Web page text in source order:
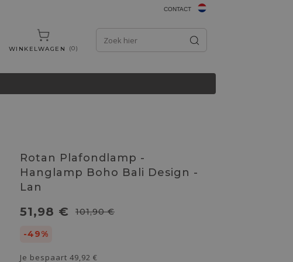
CONTACT
WINKELWAGEN 0
Rotan Plafondlamp -
Hanglamp Boho Bali Design -
Lan
51,98 € 101,90 €
-49%
Je bespaart 49,92 €